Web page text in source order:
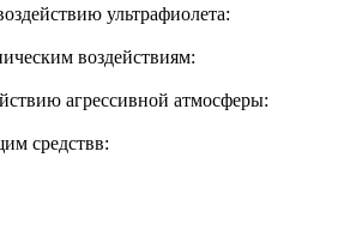
ультрафиолета:
воздействиям:
агрессивной атмосферы:
средствв: